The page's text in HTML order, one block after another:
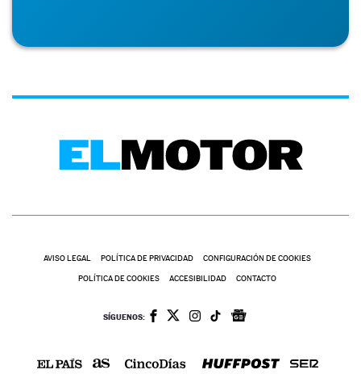
AVISO LEGAL POLÍTICA DE PRIVACIDAD CONFIGURACIÓN DE COOKIES
POLÍTICA DE COOKIES ACCESIBILIDAD CONTACTO
SÍGUENOS: